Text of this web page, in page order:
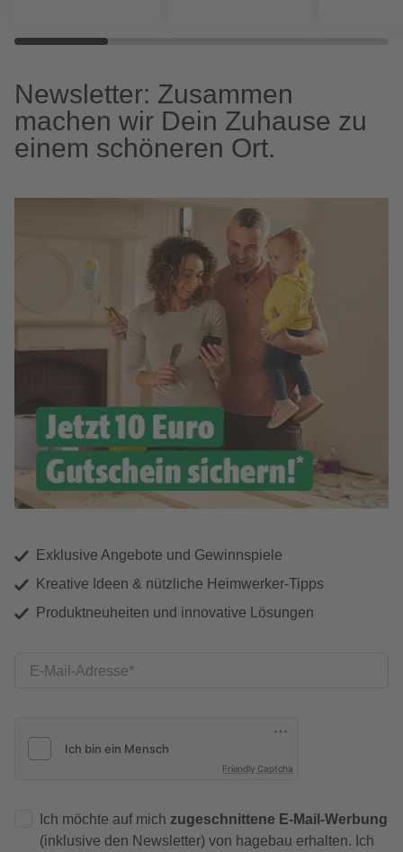
Newsletter: Zusammen
machen wir Dein Zuhause zu
einem schöneren Ort.
Exklusive Angebote und Gewinnspiele
Kreative Ideen & nützliche Heimwerker-Tipps
Produktneuheiten und innovative Lösungen
E-Mail-Adresse
Friendly Captcha
Ich möchte auf mich zugeschnittene E-Mail-Werbung
(inklusive den Newsletter) von hagebau erhalten. Ich